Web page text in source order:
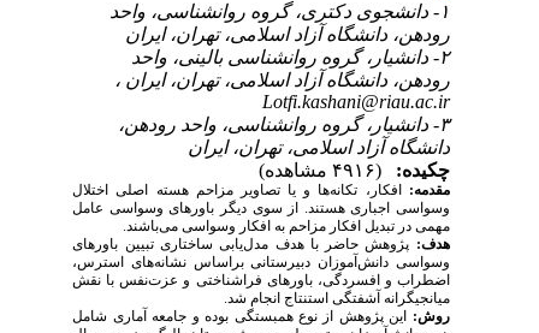
۱- دانشجوی دکتری، گروه روانشناسی، واحد
رودهن، دانشگاه آزاد اسلامی، تهران، ایران
۲- دانشیار، گروه روانشناسی بالینی، واحد
رودهن، دانشگاه آزاد اسلامی، تهران، ایران ،
Lotfi.kashani@riau.ac.ir
۳- دانشیار، گروه روانشناسی، واحد رودهن،
دانشگاه آزاد اسلامی، تهران، ایران
چکیده:
مقدمه: افکار، تکانه‌ها و یا تصاویر مزاحم هسته اصلی اختلال
وسواسی اجباری هستند.از سوی دیگر باورهای وسواسی عامل
مهمی در تبدیل افکار مزاحم به افکار وسواسی می‌باشند.
هدف: پژوهش حاضر با هدف مدل­‌یابی ساختاری تبیین باورهای
وسواسی دانش‌آموزاندبیرستانیبراساس نشانه‌های استرس،
اضطراب و افسردگی، باورهای فراشناختی و عزت‌نفس با نقش
میانجیگرانه آشفتگی استنتاج انجام شد.
روش: این پژوهش از نوع همبستگی بوده و جامعه آماری شامل